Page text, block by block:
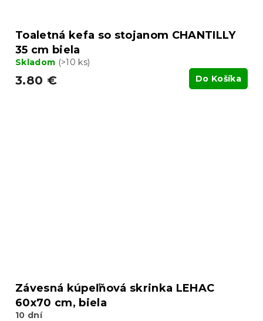
Toaletná kefa so stojanom CHANTILLY
35 cm biela
Skladom (>10 ks)
3.80 € Do Košíka
Závesná kúpeľňová skrinka LEHAC
60x70 cm, biela
10 dní